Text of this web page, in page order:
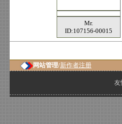
Mr.
ID:107156-00015
网站管理/新作者注册
友